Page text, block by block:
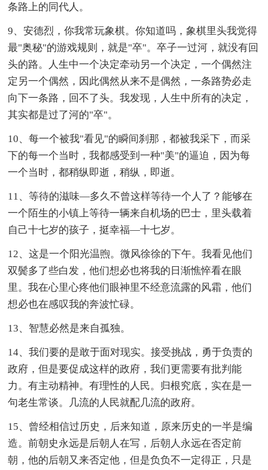
条路上的同代人。
9、安德烈，你我常玩象棋。你知道吗，象棋里头我觉得
最"奥秘"的游戏规则，就是"卒"。卒子一过河，就没有回
头的路。人生中一个决定牵动另一个决定，一个偶然注
定另一个偶然，因此偶然从来不是偶然，一条路势必走
向下一条路，回不了头。我发现，人生中所有的决定，
其实都是过了河的"卒"。
10、每一个被我"看见"的瞬间刹那，都被我采下，而采
下的每一个当时，我都感受到一种"美"的逼迫，因为每
一个当时，都稍纵即逝，稍纵，即逝。
11、等待的滋味—多久不曾这样等待一个人了？能够在
一个陌生的小镇上等待一辆来自机场的巴士，里头载着
自己十七岁的孩子，挺幸福—十七岁。
12、这是一个阳光温煦。微风徐徐的下午。我看见他们
双鬓多了些白发，他们想必也将我的日渐憔悴看在眼
里。我在心里心疼他们眼神里不经意流露的风霜，他们
想必也在感叹我的奔波忙碌。
13、智慧必然是来自孤独。
14、我们要的是敢于面对现实。接受挑战，勇于负责的
政府，但是要促成这样的政府，我们更需要有批判能
力。有主动精神。有理性的人民。归根究底，实在是一
句老生常谈。几流的人民就配几流的政府。
15、曾经相信过历史，后来知道，原来历史的一半是编
造。前朝史永远是后朝人在写，后朝人永远在否定前
朝，他的后朝又来否定他，但是负负不一定得正，只是